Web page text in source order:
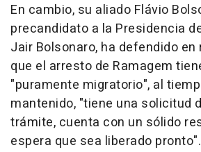
En cambio, su aliado Flávio
precandidato a la Presidencia
Jair Bolsonaro, ha defendido
que el arresto de Ramagem
"puramente migratorio", al
mantenido, "tiene una solicitud
trámite, cuenta con un sólido
espera que sea liberado pronto".